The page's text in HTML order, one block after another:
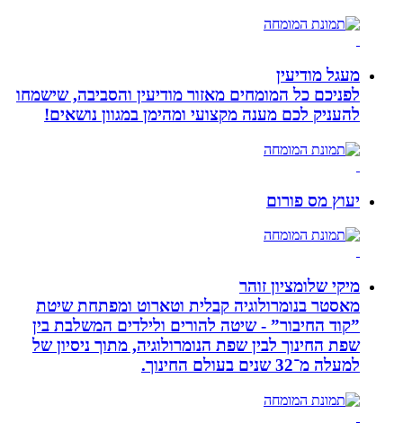
מעגל מודיעין
לפניכם כל המומחים מאזור מודיעין והסביבה, שישמחו
להעניק לכם מענה מקצועי ומהימן במגוון נושאים!
יעוץ מס פורום
מיקי שלומציון זוהר
מאסטר בנומרולוגיה קבלית וטארוט ומפתחת שיטת
”קוד החיבור” - שיטה להורים ולילדים המשלבת בין
שפת החינוך לבין שפת הנומרולוגיה, מתוך ניסיון של
למעלה מ־32 שנים בעולם החינוך.